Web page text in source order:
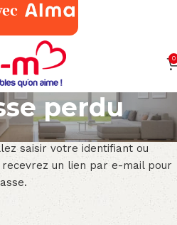
0
perdu
saisir votre identifiant ou
un lien par e-mail pour